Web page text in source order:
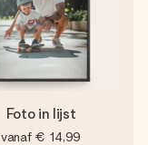
Foto in lijst
vanaf € 14,99